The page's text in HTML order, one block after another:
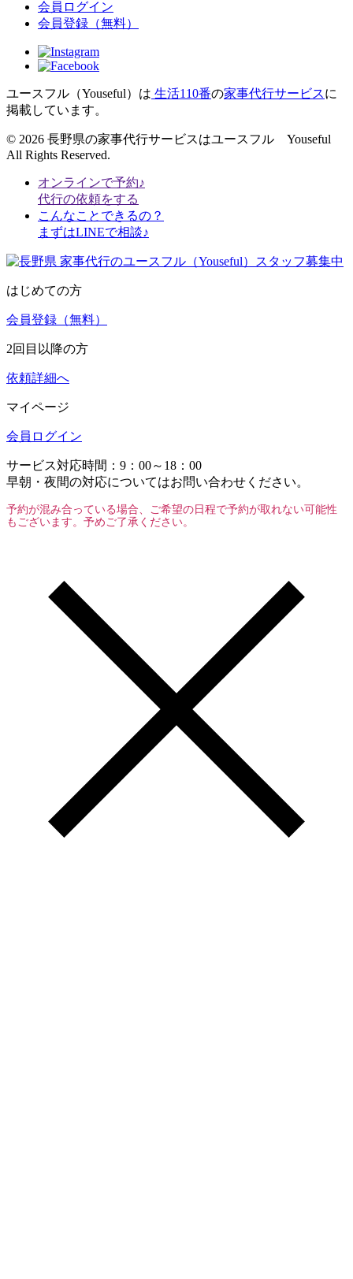
会員ログイン
会員登録 （無料）
ユースフル（Youseful）は 生活110番の家事代行サービスに
掲載しています。
© 2026 長野県の家事代行サービスはユースフル Youseful
All Rights Reserved.
オンラインで予約♪
代行の依頼をする
こんなことできるの？
まずはLINEで相談♪
はじめての方
会員登録（無料）
2回目以降の方
依頼詳細へ
マイページ
会員ログイン
サービス対応時間：9：00～18：00
早朝・夜間の対応についてはお問い合わせください。
予約が混み合っている場合、ご希望の日程で予約が取れない可能性
もございます。予めご了承ください。